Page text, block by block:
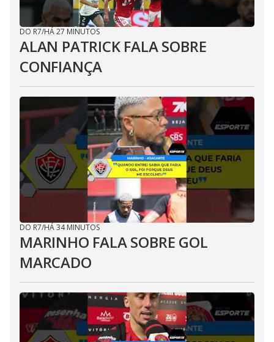
DO R7/HÁ 27 MINUTOS
ALAN PATRICK FALA SOBRE
CONFIANÇA
DO R7/HÁ 34 MINUTOS
MARINHO FALA SOBRE GOL
MARCADO